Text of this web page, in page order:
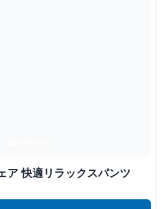
ア 快適リラックスパンツ